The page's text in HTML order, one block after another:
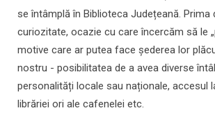
se întâmplă în Biblioteca Județeană. Prima
curiozitate, ocazie cu care încercăm să le
motive care ar putea face șederea lor
nostru - posibilitatea de a avea diverse
personalități locale sau naționale, accesul
librăriei ori ale cafenelei etc.